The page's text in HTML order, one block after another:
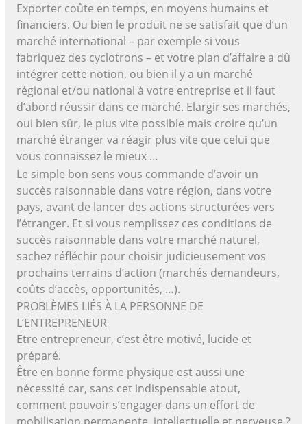
Exporter coûte en temps, en moyens humains et
financiers. Ou bien le produit ne se satisfait que d’un
marché international – par exemple si vous
fabriquez des cyclotrons – et votre plan d’affaire a dû
intégrer cette notion, ou bien il y a un marché
régional et/ou national à votre entreprise et il faut
d’abord réussir dans ce marché. Elargir ses marchés,
oui bien sûr, le plus vite possible mais croire qu’un
marché étranger va réagir plus vite que celui que
vous connaissez le mieux …
Le simple bon sens vous commande d’avoir un
succès raisonnable dans votre région, dans votre
pays, avant de lancer des actions structurées vers
l’étranger. Et si vous remplissez ces conditions de
succès raisonnable dans votre marché naturel,
sachez réfléchir pour choisir judicieusement vos
prochains terrains d’action (marchés demandeurs,
coûts d’accès, opportunités, …).
PROBLÈMES LIÉS À LA PERSONNE DE
L’ENTREPRENEUR
Etre entrepreneur, c’est être motivé, lucide et
préparé.
Être en bonne forme physique est aussi une
nécessité car, sans cet indispensable atout,
comment pouvoir s’engager dans un effort de